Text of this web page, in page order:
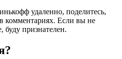
удаленно, поделитесь,
комментариях. Если вы не
буду признателен.